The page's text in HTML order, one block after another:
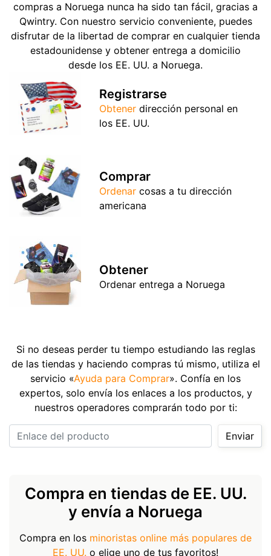
compras a Noruega nunca ha sido tan fácil, gracias a
Qwintry. Con nuestro servicio conveniente, puedes
disfrutar de la libertad de comprar en cualquier tienda
estadounidense y obtener entrega a domicilio
desde los EE. UU. a Noruega.
Registrarse
Obtener dirección personal en
los EE. UU.
Comprar
Ordenar cosas a tu dirección
americana
Obtener
Ordenar entrega a Noruega
Si no deseas perder tu tiempo estudiando las reglas
de las tiendas y haciendo compras tú mismo, utiliza el
servicio «Ayuda para Comprar». Confía en los
expertos, solo envía los enlaces a los productos, y
nuestros operadores comprarán todo por ti:
Enviar
Compra en tiendas de EE. UU.
y envía a Noruega
Compra en los minoristas online más populares de
EE. UU. o elige uno de tus favoritos!